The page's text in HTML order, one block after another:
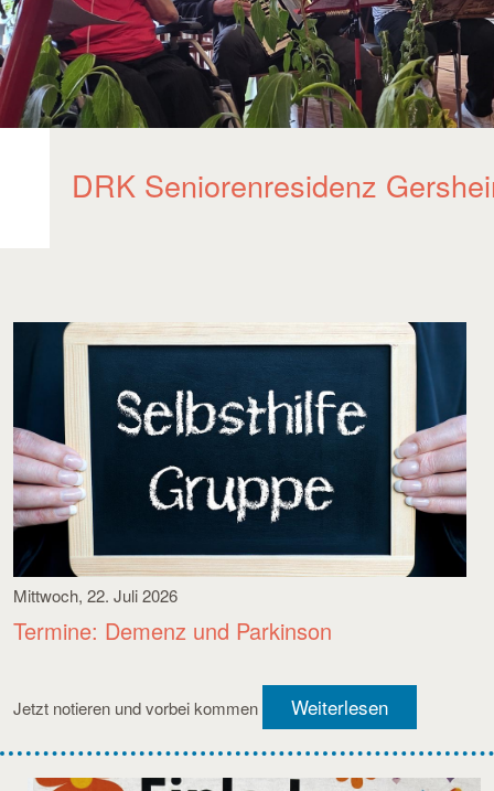
DRK Seniorenresidenz
Mittwoch, 22. Juli 2026
Termine: Demenz und Parkinson
Jetzt notieren und vorbei kommen Weiterlesen